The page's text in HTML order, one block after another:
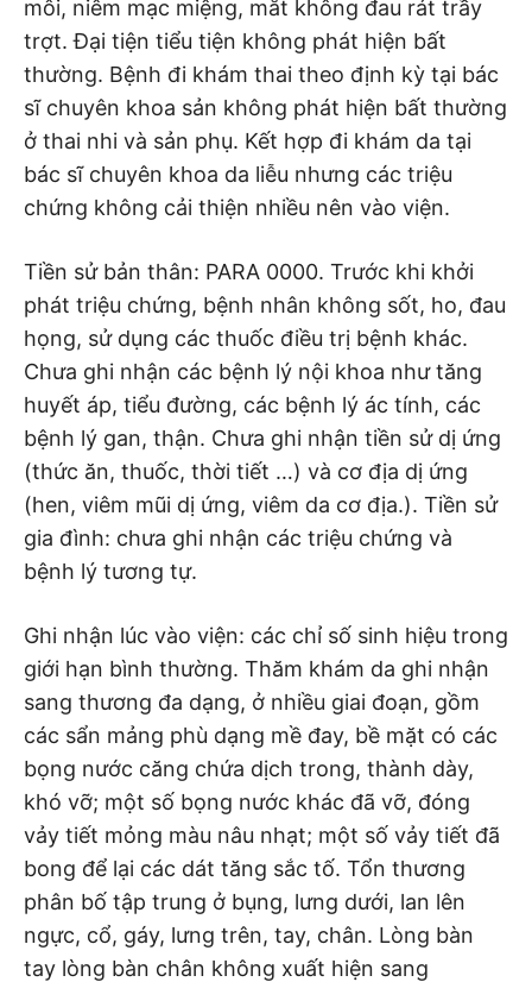
môi, niêm mạc miệng, mắt không đau rát trầy
trợt. Đại tiện tiểu tiện không phát hiện bất
thường. Bệnh đi khám thai theo định kỳ tại bác
sĩ chuyên khoa sản không phát hiện bất thường
ở thai nhi và sản phụ. Kết hợp đi khám da tại
bác sĩ chuyên khoa da liễu nhưng các triệu
chứng không cải thiện nhiều nên vào viện.
Tiền sử bản thân: PARA 0000. Trước khi khởi
phát triệu chứng, bệnh nhân không sốt, ho, đau
họng, sử dụng các thuốc điều trị bệnh khác.
Chưa ghi nhận các bệnh lý nội khoa như tăng
huyết áp, tiểu đường, các bệnh lý ác tính, các
bệnh lý gan, thận. Chưa ghi nhận tiền sử dị ứng
(thức ăn, thuốc, thời tiết …) và cơ địa dị ứng
(hen, viêm mũi dị ứng, viêm da cơ địa.). Tiền sử
gia đình: chưa ghi nhận các triệu chứng và
bệnh lý tương tự.
Ghi nhận lúc vào viện: các chỉ số sinh hiệu trong
giới hạn bình thường. Thăm khám da ghi nhận
sang thương đa dạng, ở nhiều giai đoạn, gồm
các sẩn mảng phù dạng mề đay, bề mặt có các
bọng nước căng chứa dịch trong, thành dày,
khó vỡ; một số bọng nước khác đã vỡ, đóng
vảy tiết mỏng màu nâu nhạt; một số vảy tiết đã
bong để lại các dát tăng sắc tố. Tổn thương
phân bố tập trung ở bụng, lưng dưới, lan lên
ngực, cổ, gáy, lưng trên, tay, chân. Lòng bàn
tay lòng bàn chân không xuất hiện sang